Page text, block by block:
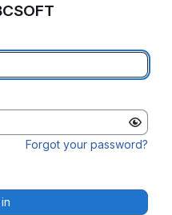
Forgot your password?